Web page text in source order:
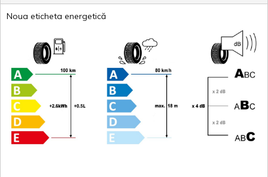
Noua eticheta energetică